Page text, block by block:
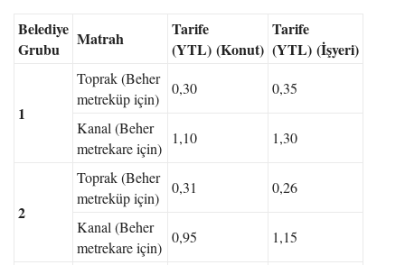
Belediye
Grubu
Matrah
Tarife
(YTL) (Konut)
Tarife
(YTL) (İşyeri)
1
Toprak (Beher
metreküp için)
0,30 0,35
Kanal (Beher
metrekare için)
1,10 1,30
2
Toprak (Beher
metreküp için)
0,31 0,26
Kanal (Beher
metrekare için)
0,95 1,15